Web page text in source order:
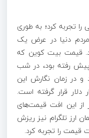
تجربه کرد؛ به طوری
مردم دنیا در عرض یک
قیمت بیت کوین که
هزار دلار نیز پیش رفته بود، در شب
سقوط کرد و در زمان نگارش این
قیمت آن فعلا روی ۱۱۰ هزار دلار قرار گرفته است.
از این افت قیمت‌های
ارز تلگرام نیز ریزش